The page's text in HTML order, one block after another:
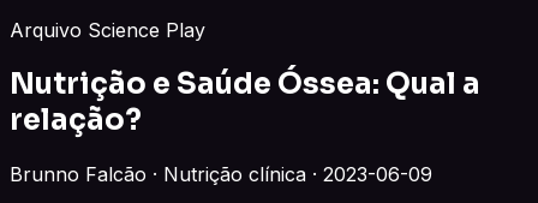
Arquivo Science Play
Nutrição e Saúde Óssea: Qual a
relação?
Brunno Falcão · Nutrição clínica · 2023-06-09